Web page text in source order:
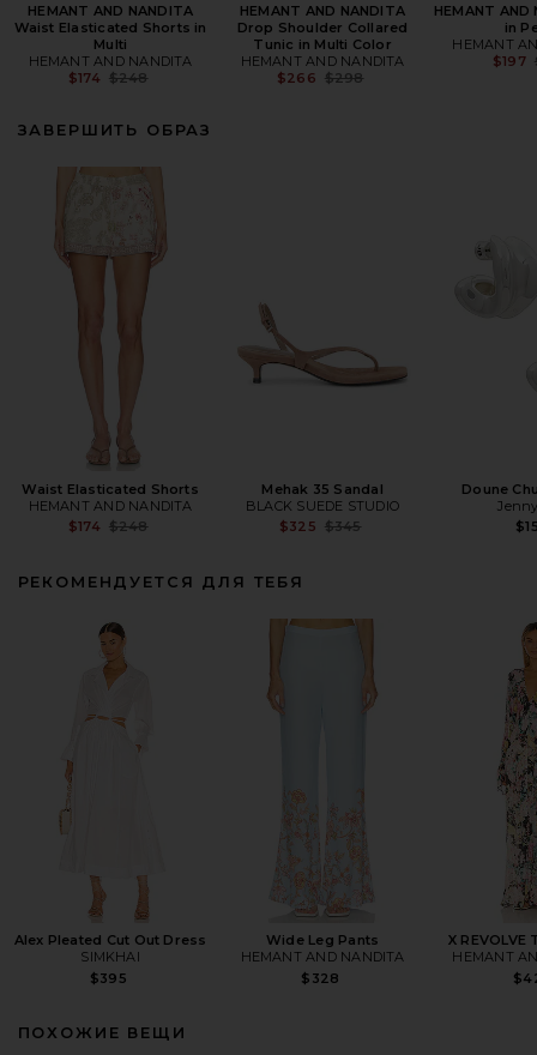
HEMANT AND NANDITA
Waist Elasticated Shorts in
Multi
HEMANT AND NANDITA
$174 Previous price:
$248
HEMANT AND NANDITA
Drop Shoulder Collared
Tunic in Multi Color
HEMANT AND NANDITA
$266 Previous price:
$298
HEMANT
in
HEMANT
$197
ЗАВЕРШИТЬ ОБРАЗ
Waist Elasticated Shorts
HEMANT AND NANDITA
$174 Previous price:
$248
Mehak 35 Sandal
BLACK SUEDE STUDIO
$325 Previous price:
$345
Doune
РЕКОМЕНДУЕТСЯ ДЛЯ ТЕБЯ
Alex Pleated Cut Out Dress
SIMKHAI
$395
Wide Leg Pants
HEMANT AND NANDITA
$328
X REVOLVE
HEMANT
ПОХОЖИЕ ВЕЩИ